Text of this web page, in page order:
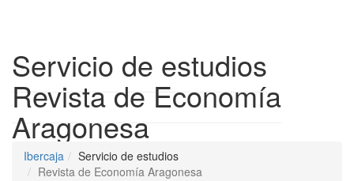
Servicio de estudios
Revista de Economía
Aragonesa
Ibercaja
Servicio de estudios
Revista de Economía Aragonesa